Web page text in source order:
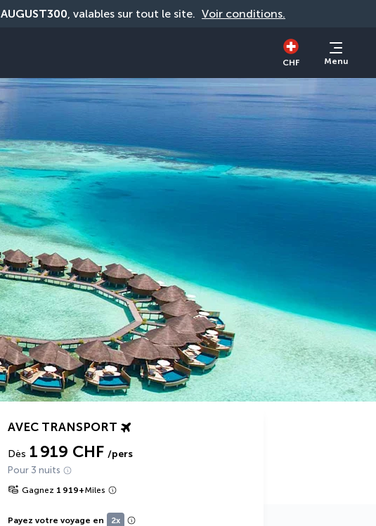
AUGUST300, valables sur tout le site. Voir conditions.
CHF Menu
AVEC TRANSPORT
Dès 1 919 CHF /pers
Pour 3 nuits
Gagnez 1 919+Miles
Payez votre voyage en 2x